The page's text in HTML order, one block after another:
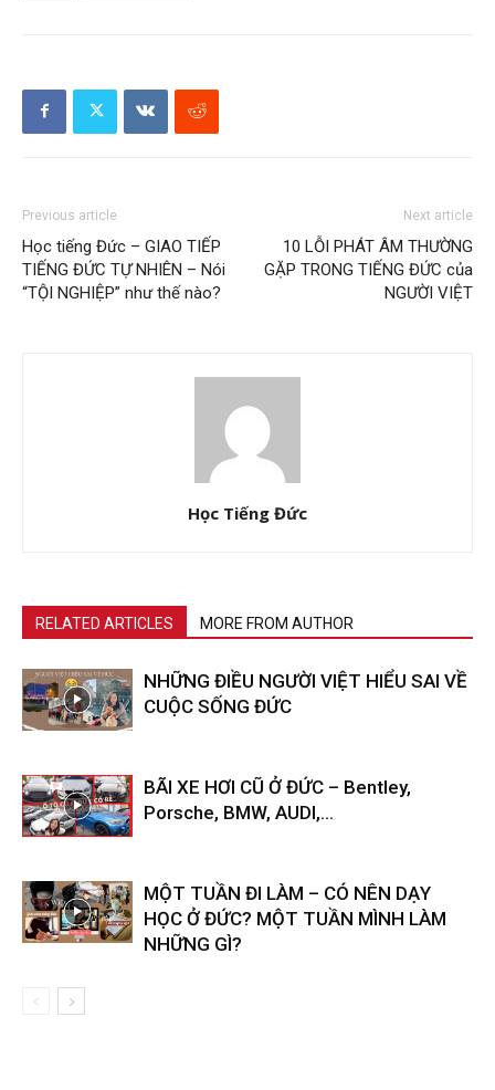
Previous article
Học tiếng Đức – GIAO TIẾP
TIẾNG ĐỨC TỰ NHIÊN – Nói
“TỘI NGHIỆP” như thế nào?
Next article
10 LỖI PHÁT ÂM THƯỜNG
GẶP TRONG TIẾNG ĐỨC của
NGƯỜI VIỆT
Học Tiếng Đức
RELATED ARTICLES MORE FROM AUTHOR
NHỮNG ĐIỀU NGƯỜI VIỆT HIỂU SAI VỀ
CUỘC SỐNG ĐỨC
BÃI XE HƠI CŨ Ở ĐỨC – Bentley,
Porsche, BMW, AUDI,…
MỘT TUẦN ĐI LÀM – CÓ NÊN DẠY
HỌC Ở ĐỨC? MỘT TUẦN MÌNH LÀM
NHỮNG GÌ?